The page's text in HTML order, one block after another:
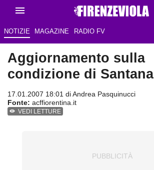
NOTIZIE MAGAZINE RADIO FV
Aggiornamento sulla
condizione di Santana
17.01.2007 18:01 diAndrea Pasquinucci
Fonte: acffiorentina.it
VEDI LETTURE